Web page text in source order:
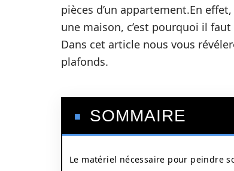
pièces d’un appartement.En
une maison, c’est pourquoi il
Dans cet article nous vous
plafonds.
SOMMAIRE
Le matériel nécessaire pour peindre